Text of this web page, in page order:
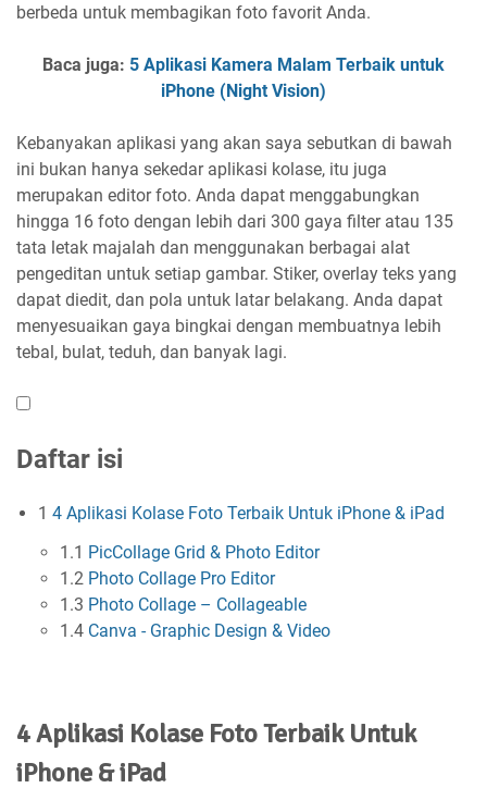
berbeda untuk membagikan foto favorit Anda.
Baca juga: 5 Aplikasi Kamera Malam Terbaik untuk
iPhone (Night Vision)
Kebanyakan aplikasi yang akan saya sebutkan di bawah
ini bukan hanya sekedar aplikasi kolase, itu juga
merupakan editor foto. Anda dapat menggabungkan
hingga 16 foto dengan lebih dari 300 gaya filter atau 135
tata letak majalah dan menggunakan berbagai alat
pengeditan untuk setiap gambar. Stiker, overlay teks yang
dapat diedit, dan pola untuk latar belakang. Anda dapat
menyesuaikan gaya bingkai dengan membuatnya lebih
tebal, bulat, teduh, dan banyak lagi.
Daftar isi
1 4 Aplikasi Kolase Foto Terbaik Untuk iPhone & iPad
1.1 PicCollage Grid & Photo Editor
1.2 Photo Collage Pro Editor
1.3 Photo Collage – Collageable
1.4 Canva - Graphic Design & Video
4 Aplikasi Kolase Foto Terbaik Untuk
iPhone & iPad